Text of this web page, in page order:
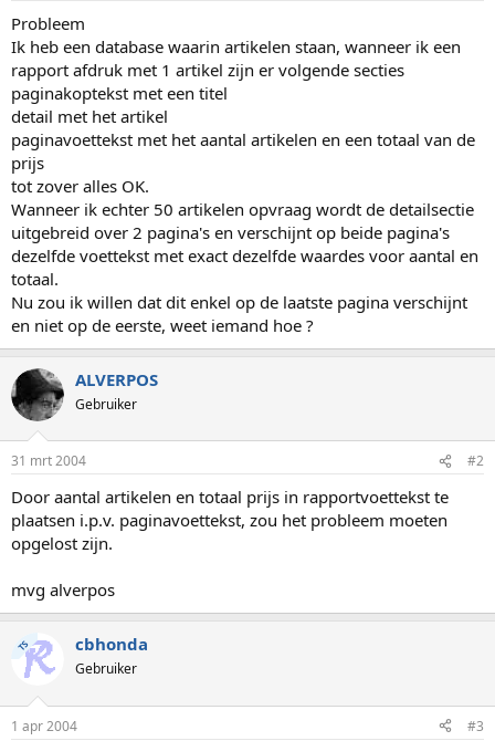
t
a
r
t
e
r
Probleem
Ik heb een database waarin artikelen staan, wanneer ik een
rapport afdruk met 1 artikel zijn er volgende secties
paginakoptekst met een titel
detail met het artikel
paginavoettekst met het aantal artikelen en een totaal van de
prijs
tot zover alles OK.
Wanneer ik echter 50 artikelen opvraag wordt de detailsectie
uitgebreid over 2 pagina's en verschijnt op beide pagina's
dezelfde voettekst met exact dezelfde waardes voor aantal en
totaal.
Nu zou ik willen dat dit enkel op de laatste pagina verschijnt
en niet op de eerste, weet iemand hoe ?
ALVERPOS
Gebruiker
31 mrt 2004 #2
Door aantal artikelen en totaal prijs in rapportvoettekst te
plaatsen i.p.v. paginavoettekst, zou het probleem moeten
opgelost zijn.
mvg alverpos
TS cbhonda
Gebruiker
1 apr 2004 #3